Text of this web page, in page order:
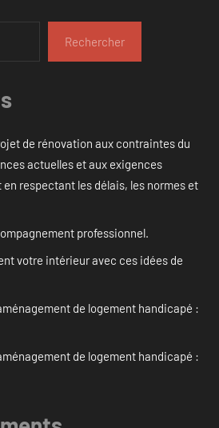
Rechercher
de rénovation aux contraintes du
actuelles et aux exigences
respectant les délais, les normes et
professionnel.
votre intérieur avec ces idées de
de logement handicapé :
de logement handicapé :